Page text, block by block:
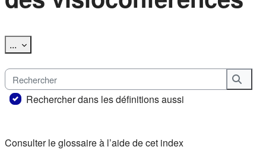
... Exporter des articles
Rechercher
Rechercher dans les définitions aussi
Consulter le glossaire à l’aide de cet index